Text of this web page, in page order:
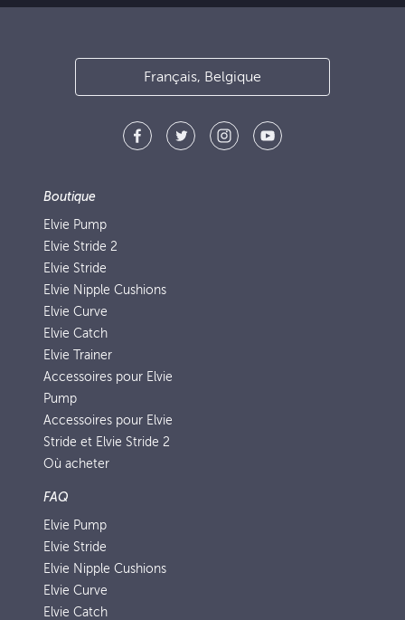
Français, Belgique
Boutique
Elvie Pump
Elvie Stride 2
Elvie Stride
Elvie Nipple Cushions
Elvie Curve
Elvie Catch
Elvie Trainer
Accessoires pour Elvie
Pump
Accessoires pour Elvie
Stride et Elvie Stride 2
Où acheter
FAQ
Elvie Pump
Elvie Stride
Elvie Nipple Cushions
Elvie Curve
Elvie Catch